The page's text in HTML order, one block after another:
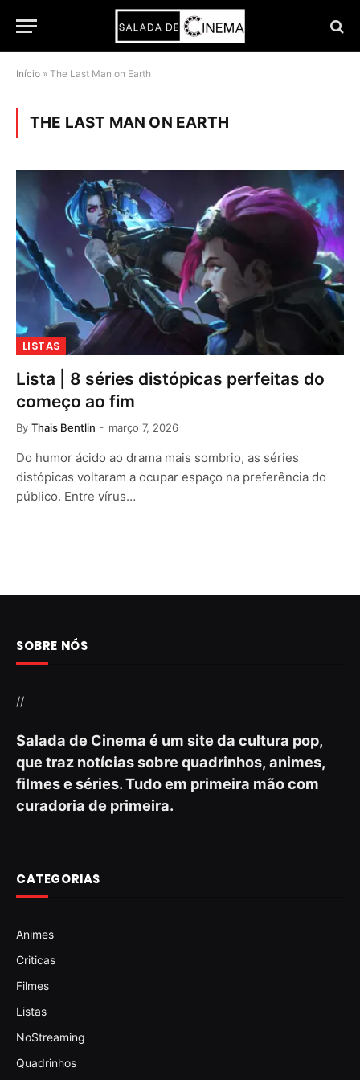
Início » The Last Man on Earth
THE LAST MAN ON EARTH
LISTAS
Lista | 8 séries distópicas perfeitas do
começo ao fim
By Thais Bentlin março 7, 2026
Do humor ácido ao drama mais sombrio, as séries
distópicas voltaram a ocupar espaço na preferência do
público. Entre vírus…
SOBRE NÓS
//
Salada de Cinema é um site da cultura pop,
que traz notícias sobre quadrinhos, animes,
filmes e séries. Tudo em primeira mão com
curadoria de primeira.
CATEGORIAS
Animes
Criticas
Filmes
Listas
NoStreaming
Quadrinhos